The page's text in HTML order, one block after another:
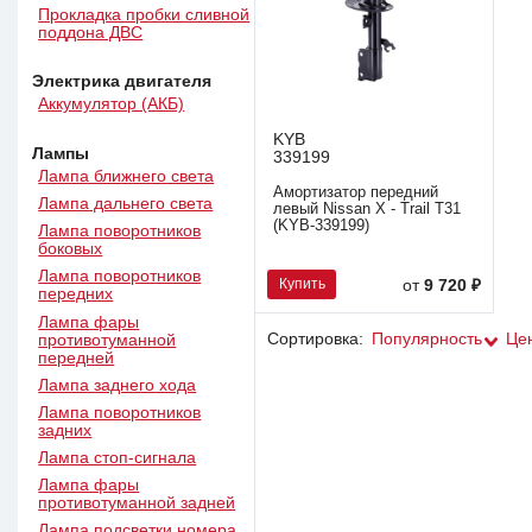
Прокладка пробки сливной
поддона ДВС
Электрика двигателя
Аккумулятор (АКБ)
Лампы
Лампа ближнего света
Лампа дальнего света
Лампа поворотников
боковых
Лампа поворотников
передних
Лампа фары
противотуманной
передней
Лампа заднего хода
Лампа поворотников
задних
Лампа стоп-сигнала
Лампа фары
противотуманной задней
KYB
339199
Амортизатор передний
левый Nissan X - Trail T31
(KYB-339199)
Купить от9 720 ₽
Сортировка: Популярность